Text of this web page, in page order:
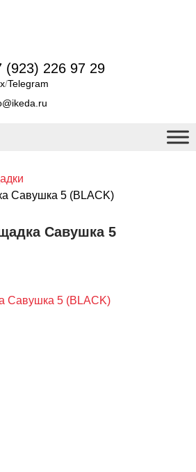
(923) 226 97 29
/Telegram
Савушка 5 (BLACK)
Савушка 5